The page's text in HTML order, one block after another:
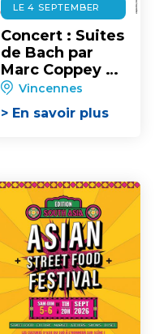
LE 4 SEPTEMBER
Concert : Suites
de Bach par
Marc Coppey au
château de
Vincennes
Vincennes
> En savoir plus